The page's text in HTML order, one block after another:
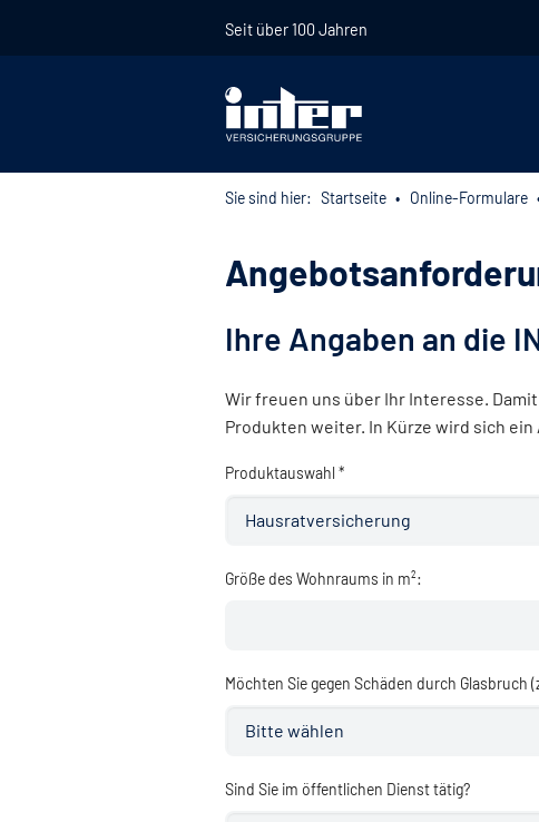
Seit über 100 Jahren
Sie sind hier: Startseite Online-Formulare
Ihre Angaben an die
Wir freuen uns über Ihr Interesse.
Produkten weiter. In Kürze wird sich
Produktauswahl *
Größe des Wohnraums in m²:
Möchten Sie gegen Schäden durch
Sind Sie im öffentlichen Dienst tätig?